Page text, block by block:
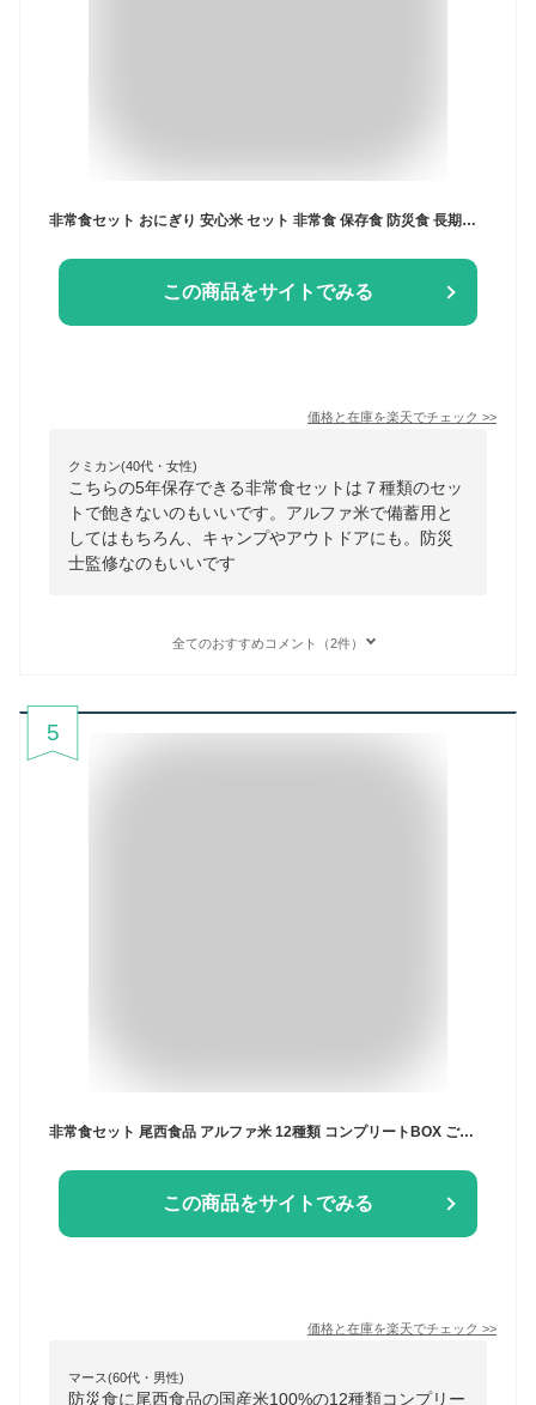
非常食セット おにぎり 安心米 セット 非常食 保存食 防災食 長期保存 備蓄 5年 5年保存 防災 食品 防災グッズ おすすめ 安心米 アルファ米 尾西食品 非常食 防災用品 賞味期限 5年 アウトドア キャンプ 釣り ネコポス
この商品をサイトでみる
価格と在庫を楽天でチェック >>
クミカン(40代・女性)
こちらの5年保存できる非常食セットは７種類のセッ
トで飽きないのもいいです。アルファ米で備蓄用と
してはもちろん、キャンプやアウトドアにも。防災
士監修なのもいいです
全てのおすすめコメント（2件）
5
非常食セット 尾西食品 アルファ米 12種類 コンプリートBOX ご飯 5年保存 登山 防災食 保存食 送料無料【賞味期限2031年1月迄】
この商品をサイトでみる
価格と在庫を楽天でチェック >>
マース(60代・男性)
防災食に尾西食品の国産米100%の12種類コンプリー